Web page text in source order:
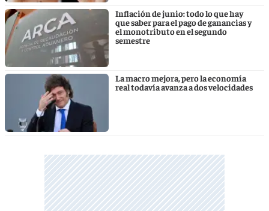
Inflación de junio: todo lo que hay
que saber para el pago de ganancias y
el monotributo en el segundo
semestre
La macro mejora, pero la economía
real todavía avanza a dos velocidades